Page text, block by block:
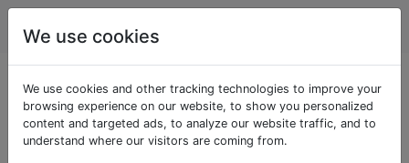
Android
Questions marquées
«motorola-moto-g»
We use cookies
We use cookies and other tracking technologies to improve your
browsing experience on our website, to show you personalized
content and targeted ads, to analyze our website traffic, and to
understand where our visitors are coming from.